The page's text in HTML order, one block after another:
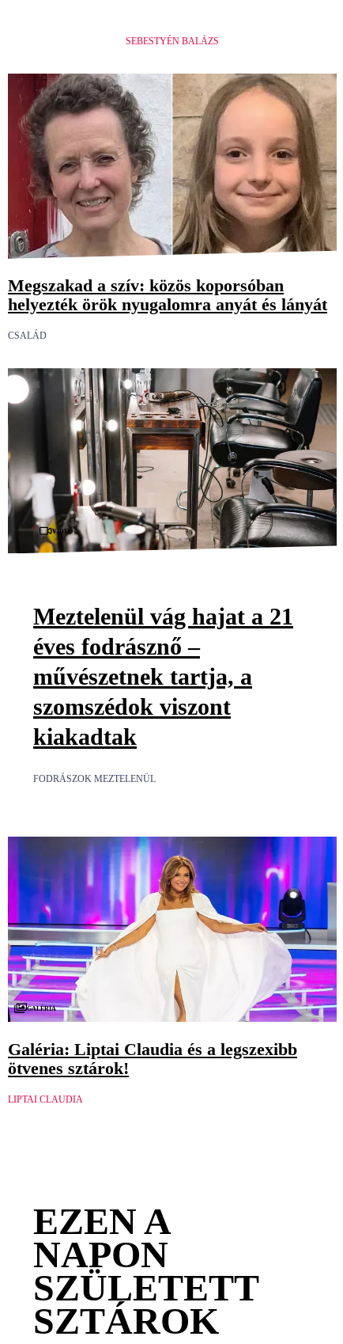
SEBESTYÉN BALÁZS
Megszakad a szív: közös koporsóban
helyezték örök nyugalomra anyát és lányát
CSALÁD
Videó
Meztelenül vág hajat a 21
éves fodrásznő –
művészetnek tartja, a
szomszédok viszont
kiakadtak
FODRÁSZOK MEZTELENÜL
Galéria
Galéria: Liptai Claudia és a legszexibb
ötvenes sztárok!
LIPTAI CLAUDIA
EZEN A
NAPON
SZÜLETETT
SZTÁROK